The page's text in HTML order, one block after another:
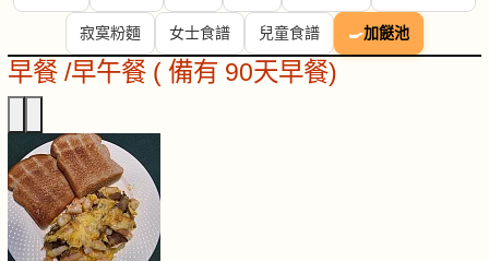
寂寞粉麵 女士食譜 兒童食譜 🍳加餸池
早餐 /早午餐 ( 備有 90天早餐)